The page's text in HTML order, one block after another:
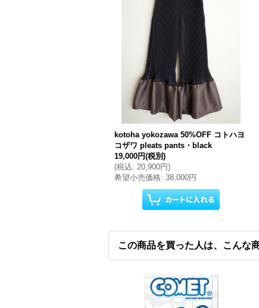
kotoha yokozawa 50%OFF コトハヨ
コザワ pleats pants・black
19,000円(税別)
(税込: 20,900円)
希望小売価格: 38,000円
この商品を買った人は、こんな